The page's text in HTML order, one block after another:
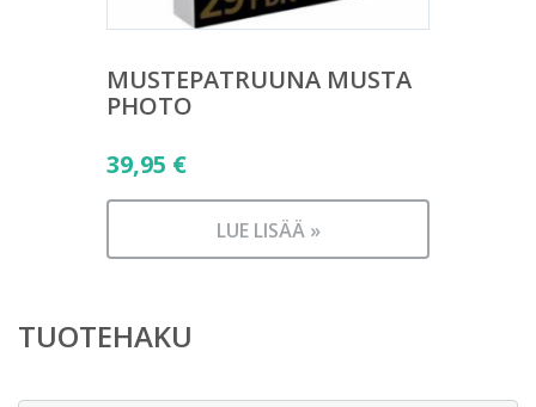
MUSTEPATRUUNA MUSTA
PHOTO
39,95 €
LUE LISÄÄ »
TUOTEHAKU